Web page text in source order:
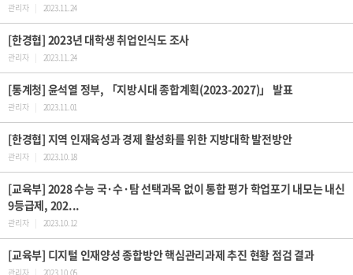
관리자 2023.11.24
[한경협] 2023년 대학생 취업인식도 조사
관리자 2023.11.24
[통계청] 윤석열 정부, 「지방시대 종합계획(2023-2027)」 발표
관리자 2023.11.01
[한경협] 지역 인재육성과 경제 활성화를 위한 지방대학 발전방안
관리자 2023.10.18
[교육부] 2028 수능 국·수·탐 선택과목 없이 통합 평가 학업포기 내모는 내신
9등급제, 202...
관리자 2023.10.12
[교육부] 디지털 인재양성 종합방안 핵심관리과제 추진 현황 점검 결과
관리자 2023.10.05